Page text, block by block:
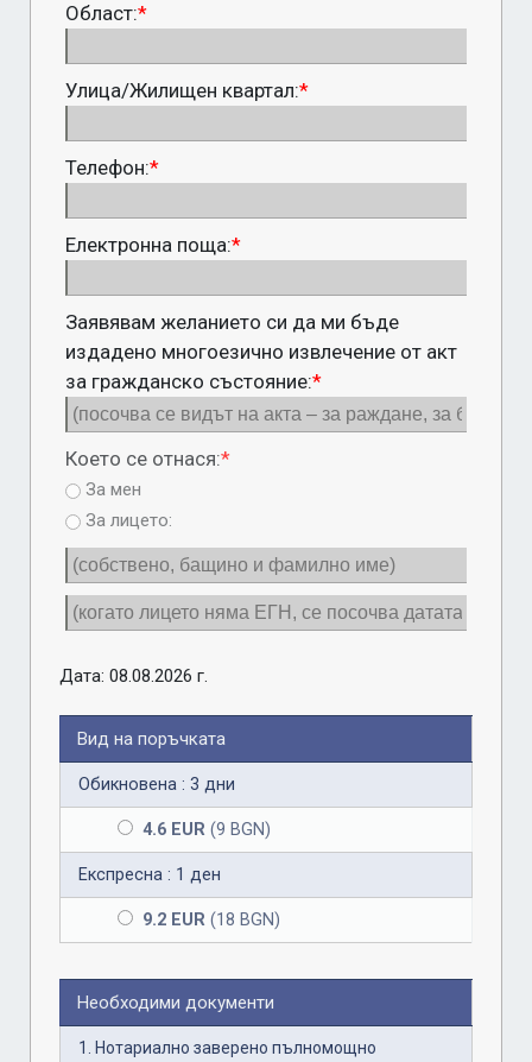
Област:*
Улица/Жилищен квартал:*
Телефон:*
Електронна поща:*
Заявявам желанието си да ми бъде
издадено многоезично извлечение от акт
за гражданско състояние:*
Което се отнася:*
За мен
За лицето:
Дата: 08.08.2026 г.
Вид на поръчката
Обикновена : 3 дни
4.6 EUR (9 BGN)
Експресна : 1 ден
9.2 EUR (18 BGN)
Необходими документи
1. Нотариално заверено пълномощно